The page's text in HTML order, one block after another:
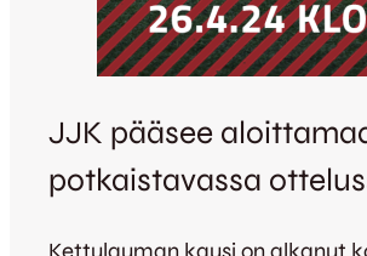
JJK pääsee
potkaistavassa